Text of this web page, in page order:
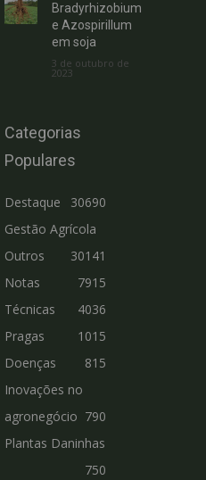
Bradyrhizobium
e Azospirillum
em soja
3 de outubro de
2023
Categorias
Populares
Destaque
30690
Gestão Agrícola
30141
Outros
7915
Notas
Técnicas
4036
Pragas
1015
Doenças
815
Inovações no
agronegócio 790
Plantas Daninhas
750